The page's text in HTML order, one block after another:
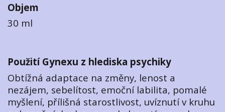
Objem
30 ml
Použití Gynexu z hlediska psychiky
Obtížná adaptace na změny, lenost a
nezájem, sebelítost, emoční labilita, pomalé
myšlení, přílišná starostlivost, uvíznutí v kruhu